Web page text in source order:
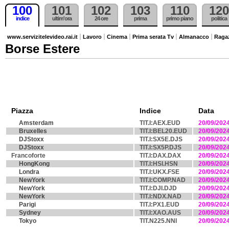
100
indice
101
ultim'ora
102
24 ore
103
prima
110
primo piano
120
politica
www.servizitelevideo.rai.it Lavoro Cinema Prima serata Tv Almanacco
Borse Estere
Piazza Indice Data
Amsterdam TIT.I:AEX.EUD
20/09/
Bruxelles
TIT.I:BEL20.EUD
20/09/
DJStoxx
TIT.I:SX5E.DJS
20/09/
DJStoxx
TIT.I:SX5P.DJS
20/09/
Francoforte
TIT.I:DAX.DAX
20/09/
HongKong
TIT.I:HSI.HSN
20/09/
Londra
TIT.I:UKX.FSE
20/09/
NewYork
TIT.I:COMP.NAD
20/09/
NewYork
TIT.I:DJI.DJD
20/09/
NewYork
TIT.I:NDX.NAD
20/09/
Parigi
TIT.I:PX1.EUD
20/09/
Sydney
TIT.I:XAO.AUS
20/09/
Tokyo
TIT.N225.NNI 20/09/